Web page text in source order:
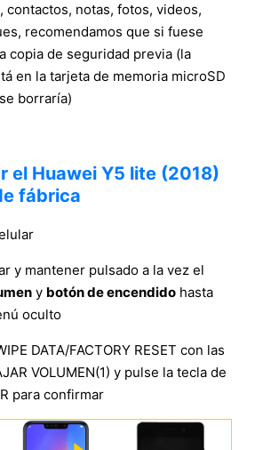
contactos, notas, fotos, videos,
recomendamos que si fuese
copia de seguridad previa (la
en la tarjeta de memoria microSD
borraría)
el Huawei Y5 lite (2018)
fábrica
y mantener pulsado a la vez el
y botón de encendido hasta
oculto
DATA/FACTORY RESET con las
VOLUMEN(1) y pulse la tecla de
para confirmar